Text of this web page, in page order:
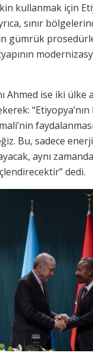
kullanmak için
sınır
gümrük
Ahmed ise iki ülke
Bu, sadece enerji
aynı
dedi.